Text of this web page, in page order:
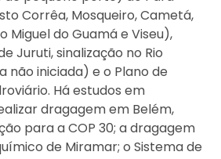
Corrêa, Mosqueiro, Cametá,
Miguel do Guamá e Viseu),
Juruti, sinalização no Rio
não iniciada) e o Plano de
Há estudos em
dragagem em Belém,
para a COP 30; a dragagem
de Miramar; o Sistema de